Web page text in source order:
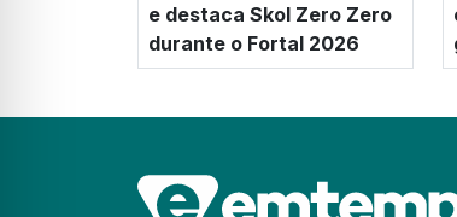
e destaca Skol Zero Zero
durante o Fortal 2026